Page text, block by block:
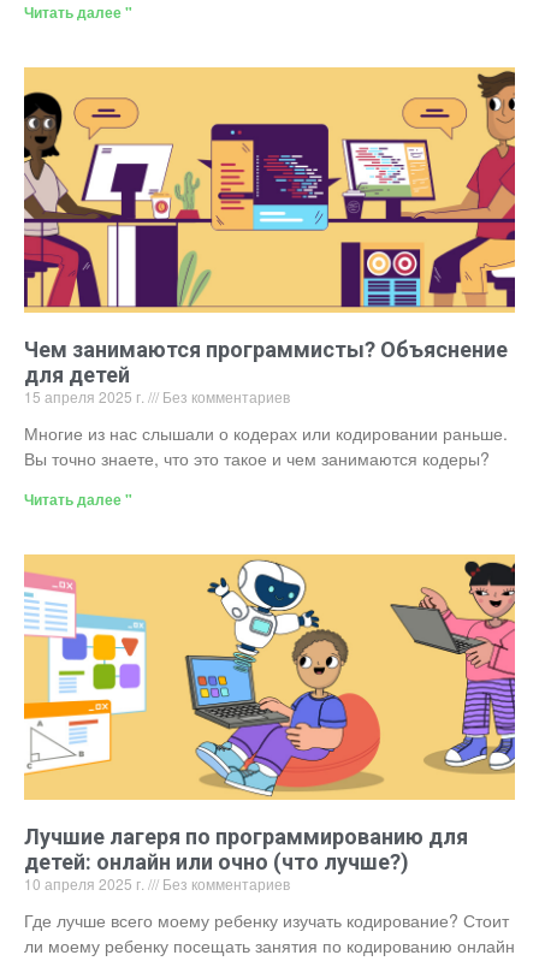
Читать далее "
Чем занимаются программисты? Объяснение
для детей
15 апреля 2025 г. Без комментариев
Многие из нас слышали о кодерах или кодировании раньше.
Вы точно знаете, что это такое и чем занимаются кодеры?
Читать далее "
Лучшие лагеря по программированию для
детей: онлайн или очно (что лучше?)
10 апреля 2025 г. Без комментариев
Где лучше всего моему ребенку изучать кодирование? Стоит
ли моему ребенку посещать занятия по кодированию онлайн